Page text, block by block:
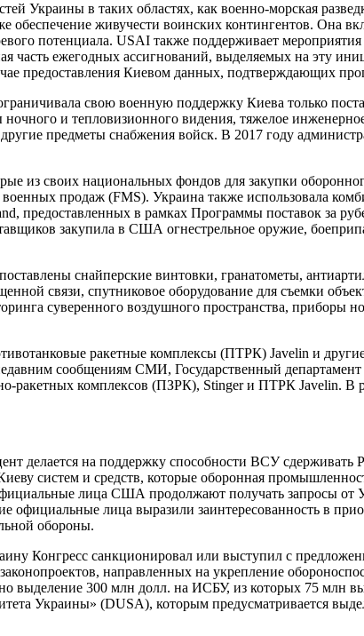
Украины в таких областях, как военно-морская
обеспечение живучести воинских контингентов. Она
потенциала. USAI также поддерживает
часть ежегодных ассигнований, выделяемых на эту
предоставления Киевом данных, подтверждающих
свою военную поддержку Киева только
и тепловизионного видения, тяжелое
предметы снабжения войск. В 2017 году
из своих национальных фондов для закупки
продаж (FMS). Украина также использовала
предоставленных в рамках Программы поставок за
закупила в США огнестрельное оружие,
снайперские винтовки, гранатометы,
связи, спутниковое оборудование для съемки
суверенного воздушного пространства, приборы
ракетные комплексы (ПТРК) Javelin и
сообщениям СМИ, Государственный
ракетных комплексов (ПЗРК), Stinger и ПТРК Javelin.
делается на поддержку способности ВСУ сдерживать
систем и средств, которые оборонная
лица США продолжают получать запросы
официальные лица выразили заинтересованность в
обороны.
Конгресс санкционировал или выступил с
направленных на укрепление
300 млн долл. на ИСБУ, из которых 75 млн
Украины» (DUSA), которым предусматривается